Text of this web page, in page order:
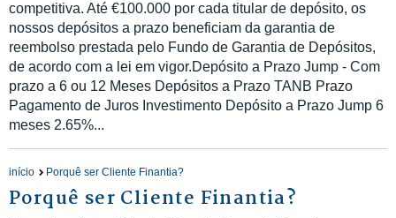
competitiva. Até €100.000 por cada titular de depósito, os
nossos depósitos a prazo beneficiam da garantia de
reembolso prestada pelo Fundo de Garantia de Depósitos,
de acordo com a lei em vigor.Depósito a Prazo Jump - Com
prazo a 6 ou 12 Meses Depósitos a Prazo TANB Prazo
Pagamento de Juros Investimento Depósito a Prazo Jump 6
meses 2.65%...
início Porquê ser Cliente Finantia?
Porquê ser Cliente Finantia?